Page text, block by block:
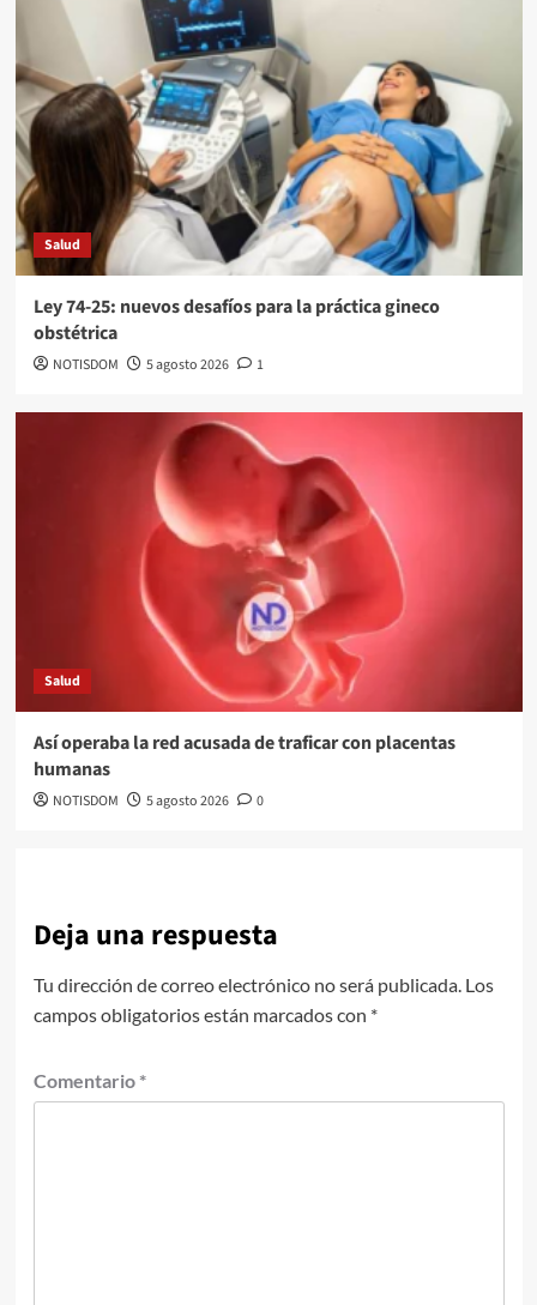
Salud
Ley 74-25: nuevos desafíos para la práctica gineco
obstétrica
NOTISDOM 5 agosto 2026 1
Salud
Así operaba la red acusada de traficar con placentas
humanas
NOTISDOM 5 agosto 2026 0
Deja una respuesta
Tu dirección de correo electrónico no será publicada. Los
campos obligatorios están marcados con *
Comentario *